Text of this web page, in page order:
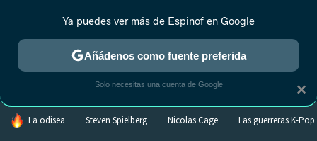
ESTRENOS REALITY ANIME RANKINGS CINE
HOY SE HABLA DE
La odisea Steven Spielberg Nicolas Cage Las guerreras K-Pop
×
Ya puedes ver más de Espinof en Google
Añádenos como fuente preferida
Solo necesitas una cuenta de Google